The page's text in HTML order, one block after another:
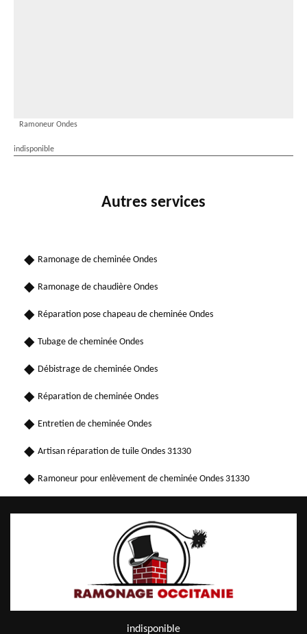
Ramoneur Ondes
indisponible
Autres services
Ramonage de cheminée Ondes
Ramonage de chaudière Ondes
Réparation pose chapeau de cheminée Ondes
Tubage de cheminée Ondes
Débistrage de cheminée Ondes
Réparation de cheminée Ondes
Entretien de cheminée Ondes
Artisan réparation de tuile Ondes 31330
Ramoneur pour enlèvement de cheminée Ondes 31330
indisponible